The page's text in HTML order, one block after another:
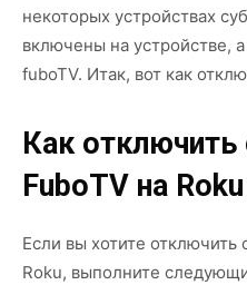
некоторых устройствах
включены на устройстве,
fuboTV. Итак, вот как
Как
FuboTV на Roku
Если вы хотите отключить
Roku, выполните